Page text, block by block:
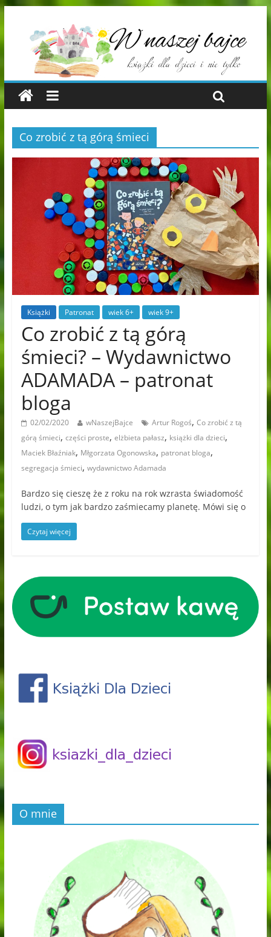
Co zrobić z tą górą śmieci
Książki Patronat wiek 6+ wiek 9+
Co zrobić z tą górą
śmieci? – Wydawnictwo
ADAMADA – patronat
bloga
02/02/2020 wNaszejBajce Artur Rogoś, Co zrobić z tą
górą śmieci, części proste, elżbieta pałasz, książki dla dzieci,
Maciek Błaźniak, Młgorzata Ogonowska, patronat bloga,
segregacja śmieci, wydawnictwo Adamada
Bardzo się cieszę że z roku na rok wzrasta świadomość
ludzi, o tym jak bardzo zaśmiecamy planetę. Mówi się o
Czytaj więcej
O mnie